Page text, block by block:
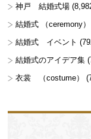
神戸 結婚式場
結婚式 （ceremony）
結婚式 イベント
結婚式のアイデア集
衣裳 （costume）